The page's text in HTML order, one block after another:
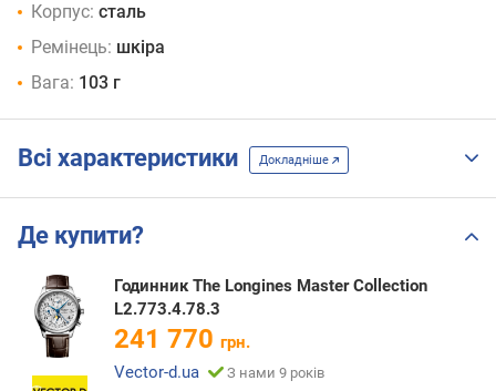
Корпус: сталь
Ремінець: шкіра
Вага: 103 г
Всі характеристики Докладніше
Де купити?
Годинник The Longines Master Collection
L2.773.4.78.3
241 770 грн.
Vector-d.ua
З нами 9 років